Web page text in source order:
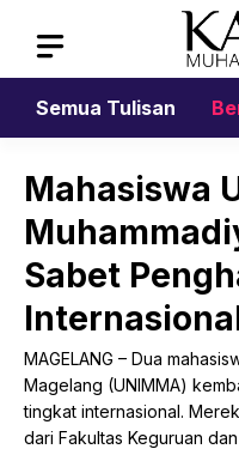
content
Semua Tulisan
Mahasiswa
Sabet
MAGELANG – Dua
Magelang (UNIMMA)
tingkat internasional.
dari Fakultas Keguruan dan